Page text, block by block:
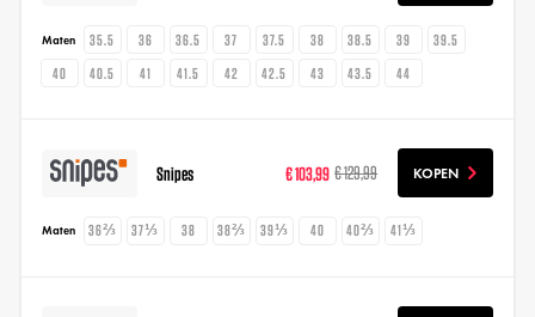
Maten 35.5 36 36.5 37 37.5 38 38.5 39
39.5
40
40.5 41 41.5 42 42.5 43 43.5 44
Snipes € 103,99 € 129,99 KOPEN
Maten 36⅔ 37⅓ 38 38⅔ 39⅓ 40 40⅔ 41⅓